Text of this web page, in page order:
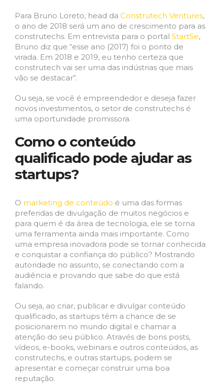
Para Bruno Loreto, head da Construtech Ventures,
o ano de 2018 será um ano de crescimento para as
construtechs. Em entrevista para o portal StartSe,
Bruno diz que “esse ano (2017) foi o ponto de
virada. Em 2018 e 2019, eu tenho certeza que
construtech vai ser uma das indústrias que mais
vão se destacar”.
Ou seja, se você é empreendedor e deseja fazer
novos investimentos, o setor de construtechs é
uma oportunidade promissora.
Como o conteúdo
qualificado pode ajudar as
startups?
O marketing de conteúdo é uma das formas
preferidas de divulgação de muitos negócios e
para quem é da área de tecnologia, ele se torna
uma ferramenta ainda mais importante. Como
uma empresa inovadora pode se tornar conhecida
e conquistar a confiança do público? Mostrando
autoridade no assunto, se conectando com a
audiência e provando que sabe do que está
falando.
Ou seja, ao criar, publicar e divulgar conteúdo
qualificado, as startups têm a chance de se
posicionarem no mundo digital e chamar a
atenção do seu público. Através de bons posts,
vídeos, e-books, webinars e outros conteúdos, as
construtechs, e outras startups, podem se
apresentar e começar construir uma boa
reputação.